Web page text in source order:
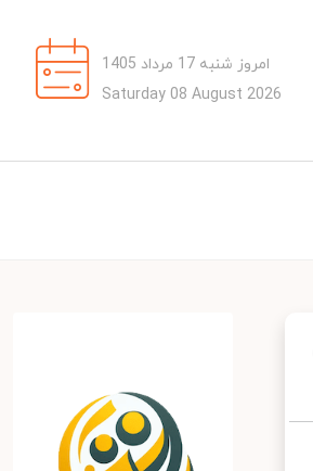
امروز شنبه 17 مرداد 1405
Saturday 08 August 2026